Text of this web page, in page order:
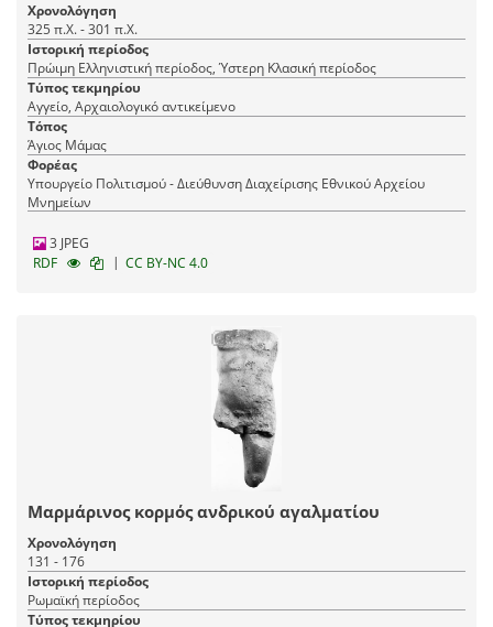
Χρονολόγηση
325 π.Χ. - 301 π.Χ.
Ιστορική περίοδος
Πρώιμη Ελληνιστική περίοδος, Ύστερη Κλασική περίοδος
Τύπος τεκμηρίου
Αγγείο, Αρχαιολογικό αντικείμενο
Τόπος
Άγιος Μάμας
Φορέας
Υπουργείο Πολιτισμού - Διεύθυνση Διαχείρισης Εθνικού Αρχείου
Μνημείων
3 JPEG
RDF
| CC BY-NC 4.0
Μαρμάρινος κορμός ανδρικού αγαλματίου
Χρονολόγηση
131 - 176
Ιστορική περίοδος
Ρωμαϊκή περίοδος
Τύπος τεκμηρίου